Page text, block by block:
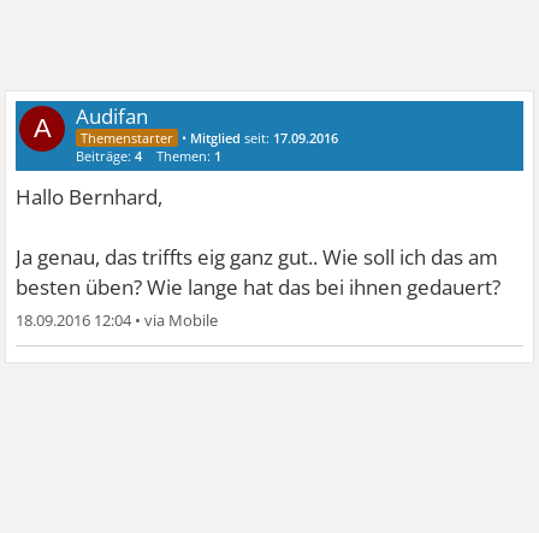
A Audifan
• Mitglied seit: 17.09.2016
Beiträge:4 Themen: 1
Hallo Bernhard,
Ja genau, das triffts eig ganz gut.. Wie soll ich das am
besten üben? Wie lange hat das bei ihnen gedauert?
18.09.2016 12:04•